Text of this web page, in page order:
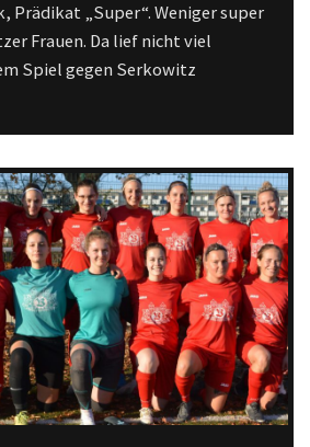
Prädikat „Super“. Weniger super
Frauen. Da lief nicht viel
Spiel gegen Serkowitz